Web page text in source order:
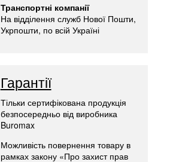
Транспортні компанії
На відділення служб Нової Пошти,
Укрпошти, по всій Україні
Гарантії
Тільки сертифікована продукція
безпосередньо від виробника
Buromax
Можливість повернення товару в
рамках закону «Про захист прав